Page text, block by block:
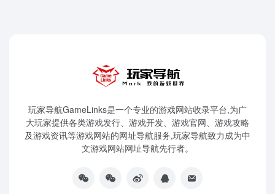
玩家导航GameLinks是一个专业的游戏网站收录平台,为广
大玩家提供各类游戏发行、游戏开发、游戏官网、游戏攻略
及游戏资讯等游戏网站的网址导航服务,玩家导航致力成为中
文游戏网站网址导航先行者。